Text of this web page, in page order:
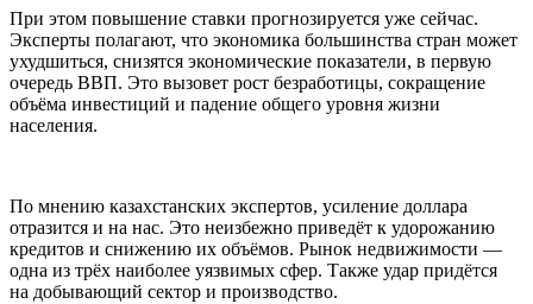
При этом повышение ставки прогнозируется уже сейчас.
Эксперты полагают, что экономика большинства стран может
ухудшиться, снизятся экономические показатели, в первую
очередь ВВП. Это вызовет рост безработицы, сокращение
объёма инвестиций и падение общего уровня жизни
населения.
По мнению казахстанских экспертов, усиление доллара
отразится и на нас. Это неизбежно приведёт к удорожанию
кредитов и снижению их объёмов. Рынок недвижимости —
одна из трёх наиболее уязвимых сфер. Также удар придётся
на добывающий сектор и производство.